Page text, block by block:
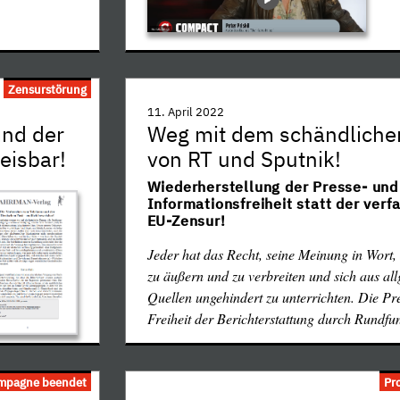
verbieten.
des
diesen
kann als
(…) auch
der
diesem Teilsieg
Informationsfreiheit!
Allerdings darf nicht übersehen werden, daß
Bundesverwaltungsgericht nach seiner
Entscheidung selbst liegt noch nicht vor)
gegen den in Wirklichkeit skandalösen
hat, ein Presseunternehmen oder einen
"Verein" umzudefinieren und dann nach
verbieten, wodurch angeblich kein
die klare Verletzung von Art. 5 GG ("Die
Freiheit der Berichterstattung durch
Zensurstörung
der
11. April 2022
Weg mit dem
von RT und Sputnik!
Wiederherstellung der Presse- und
Informationsfreiheit statt der
EU-Zensur!
Jeder hat das Recht, seine Meinung in
zu äußern und zu verbreiten und sich aus
Quellen ungehindert zu unterrichten. Die
Freiheit der Berichterstattung durch
…
beendet